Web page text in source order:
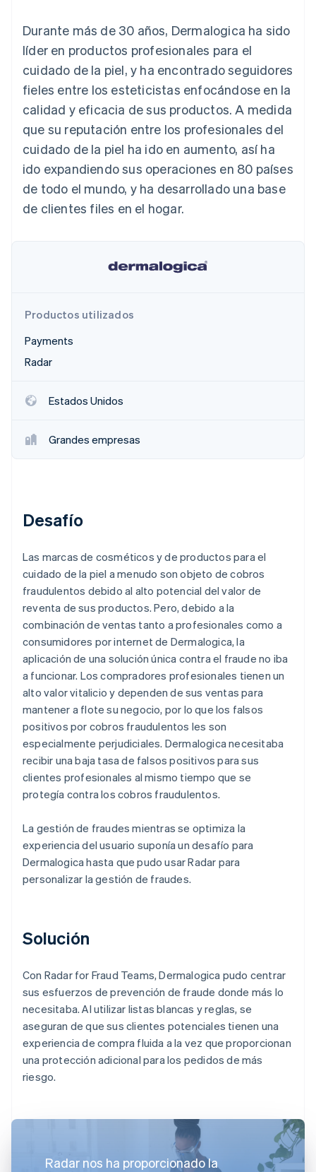
Acceso a más
Terminal
Pagos en
Authorization
Boost
Optimizaciones
de aceptación
Link
compra
acelerado
Financial
Datos de ctas.
vinculadas
contable
Stripe Sigma
Informes
personalizados
Data Pipeline
Sincronización
de datos
Descubre lo que viene
Prevención de fraude
Atlas
Climate
Identity
para la IA.
Ver ahora
Gestión del dinero
Plataformas
Por sector
Empresas de IA
Economía de los
creadores
Videojuegos
Hostelería, viajes y ocio
entretenimiento
Entidades sin ánimo de
profesionales
basada en el consumo
Emitir tarjetas virtuales
con stablecoins
Aprovisiona y gestiona
servicios con agentes
Recursos
Integraciones de
aplicaciones
Muestras de código
Blog de
Hoja de ruta del
producto
Stripe Sessions:
nuestro evento anual
Empleo
Sala de prensa
Stripe Press
Contacta con ventas
Conviértete en socio
Durante más de 30 años, Dermalogica ha sido
líder en productos profesionales para el
cuidado de la piel, y ha encontrado seguidores
fieles entre los esteticistas enfocándose en la
calidad y eficacia de sus productos. A medida
que su reputación entre los profesionales del
cuidado de la piel ha ido en aumento, así ha
ido expandiendo sus operaciones en 80 países
de todo el mundo, y ha desarrollado una base
de clientes files en el hogar.
Productos utilizados
Payments
Radar
Estados Unidos
Grandes empresas
Desafío
Las marcas de cosméticos y de productos para el
cuidado de la piel a menudo son objeto de cobros
fraudulentos debido al alto potencial del valor de
reventa de sus productos. Pero, debido a la
combinación de ventas tanto a profesionales como a
consumidores por internet de Dermalogica, la
aplicación de una solución única contra el fraude no iba
a funcionar. Los compradores profesionales tienen un
alto valor vitalicio y dependen de sus ventas para
mantener a flote su negocio, por lo que los falsos
positivos por cobros fraudulentos les son
especialmente perjudiciales. Dermalogica necesitaba
recibir una baja tasa de falsos positivos para sus
clientes profesionales al mismo tiempo que se
protegía contra los cobros fraudulentos.
La gestión de fraudes mientras se optimiza la
experiencia del usuario suponía un desafío para
Dermalogica hasta que pudo usar Radar para
personalizar la gestión de fraudes.
Solución
Con Radar for Fraud Teams, Dermalogica pudo centrar
sus esfuerzos de prevención de fraude donde más lo
necesitaba. Al utilizar listas blancas y reglas, se
aseguran de que sus clientes potenciales tienen una
experiencia de compra fluida a la vez que proporcionan
una protección adicional para los pedidos de más
riesgo.
Radar nos ha proporcionado la